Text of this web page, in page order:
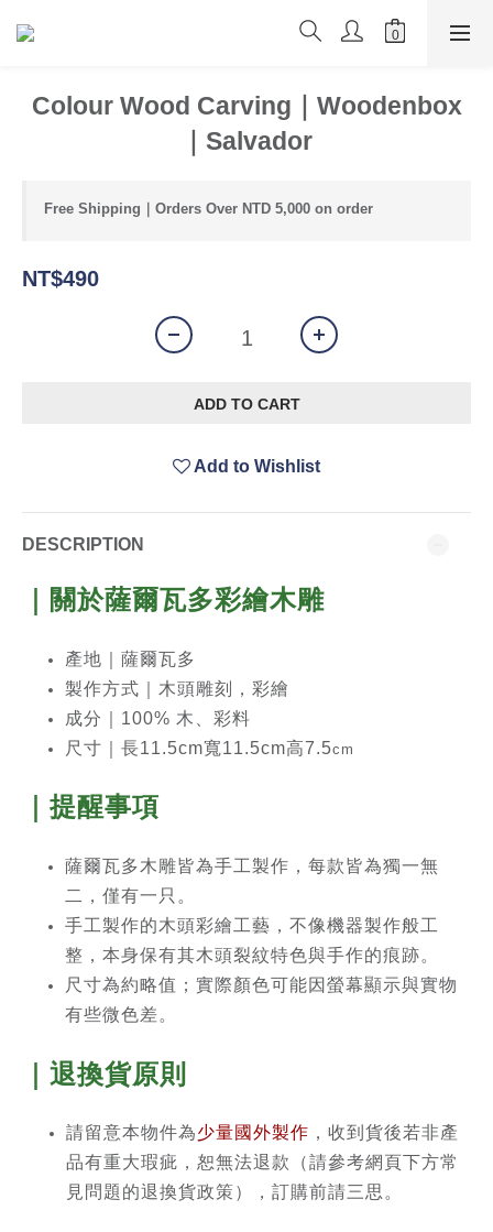
Colour Wood Carving｜Woodenbox
｜Salvador
Free Shipping｜Orders Over NTD 5,000 on order
NT$490
ADD TO CART
Add to Wishlist
DESCRIPTION
｜關於薩爾瓦多彩繪木雕
產地｜薩爾瓦多
製作方式｜木頭雕刻，彩繪
成分｜100% 木、彩料
尺寸｜長11.5cm寬11.5cm高7.5cm
｜提醒事項
薩爾瓦多木雕皆為手工製作，每款皆為獨一無
二，僅有一只。
手工製作的木頭彩繪工藝，不像機器製作般工
整，本身保有其木頭裂紋特色與手作的痕跡。
尺寸為約略值；實際顏色可能因螢幕顯示與實物
有些微色差。
｜退換貨原則
請留意本物件為少量國外製作 ，收到貨後若非產
品有重大瑕疵，恕無法退款（請參考網頁下方常
見問題的退換貨政策），訂購前請三思。